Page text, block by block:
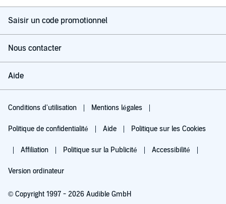
Saisir un code promotionnel
Nous contacter
Aide
Conditions d'utilisation Mentions légales
Politique de confidentialité Aide Politique sur les Cookies
Affiliation Politique sur la Publicité Accessibilité
Version ordinateur
© Copyright 1997 - 2026 Audible GmbH